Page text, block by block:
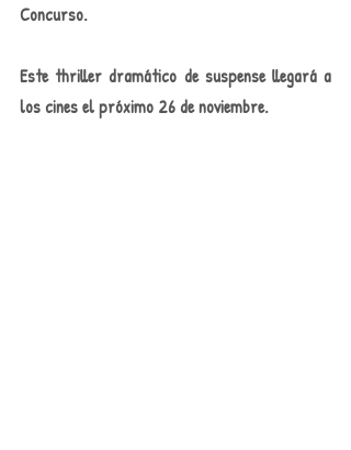
Concurso.
Este thriller dramático de suspense llegará a
los cines el próximo 26 de noviembre.